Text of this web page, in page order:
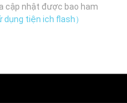
cập nhật được bao ham
dụng tiện ich flash）